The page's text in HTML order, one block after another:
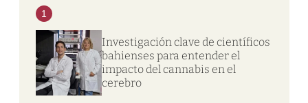
1
Investigación clave de científicos
bahienses para entender el
impacto del cannabis en el
cerebro